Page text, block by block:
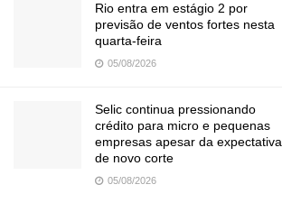
Rio entra em estágio 2 por
previsão de ventos fortes nesta
quarta-feira
05/08/2026
Selic continua pressionando
crédito para micro e pequenas
empresas apesar da expectativa
de novo corte
05/08/2026